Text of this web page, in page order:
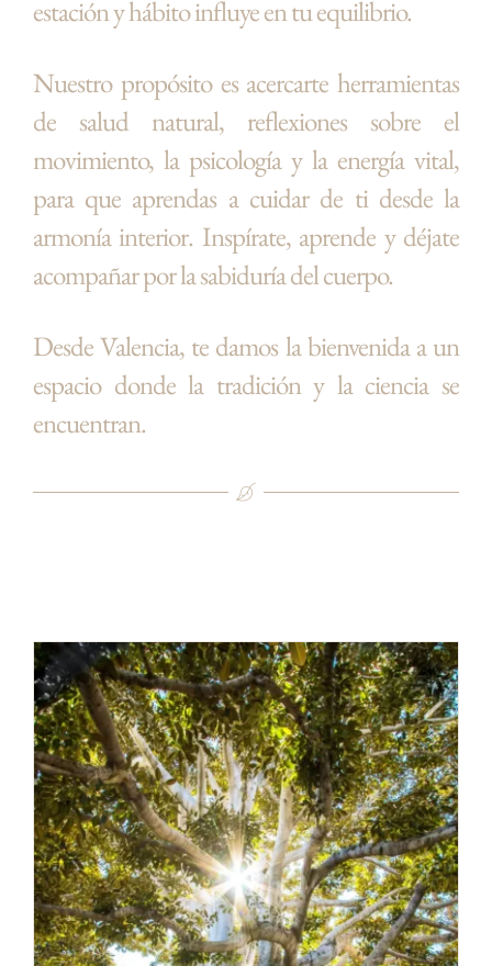
estación y hábito influye en tu equilibrio.
Nuestro propósito es acercarte herramientas
de salud natural, reflexiones sobre el
movimiento, la psicología y la energía vital,
para que aprendas a cuidar de ti desde la
armonía interior. Inspírate, aprende y déjate
acompañar por la sabiduría del cuerpo.
Desde Valencia, te damos la bienvenida a un
espacio donde la tradición y la ciencia se
encuentran.